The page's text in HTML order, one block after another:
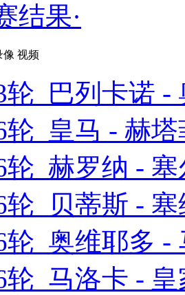
结果·
像 视频
轮 巴列卡诺 -
轮 皇马 - 赫
轮 赫罗纳 -
轮 贝蒂斯 -
轮 奥维耶多 -
轮 马洛卡 -